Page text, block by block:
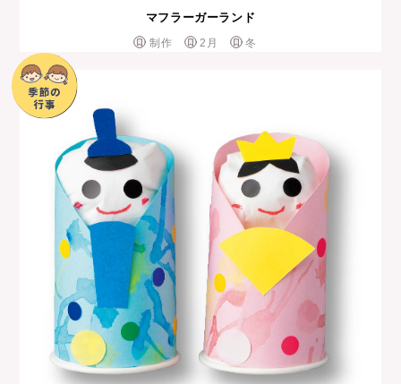
マフラーガーランド
制作 2月 冬